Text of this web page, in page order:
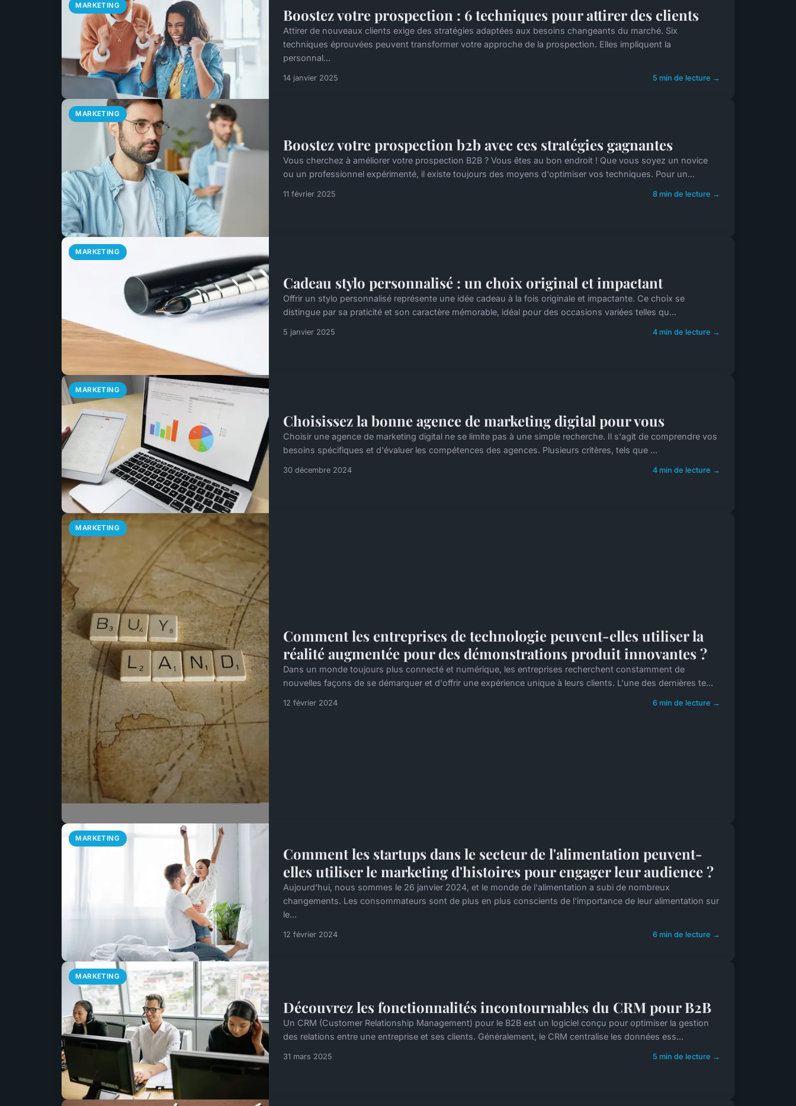
MARKETING Boostez votre prospection : 6 techniques pour attirer des clients
Attirer de nouveaux clients exige des stratégies adaptées aux besoins changeants du marché. Six
techniques éprouvées peuvent transformer votre approche de la prospection. Elles impliquent la
personnal...
14 janvier 2025 5 min de lecture →
MARKETING
Boostez votre prospection b2b avec ces stratégies gagnantes
Vous cherchez à améliorer votre prospection B2B ? Vous êtes au bon endroit ! Que vous soyez un novice
ou un professionnel expérimenté, il existe toujours des moyens d'optimiser vos techniques. Pour un...
11 février 2025 8 min de lecture →
MARKETING
Cadeau stylo personnalisé : un choix original et impactant
Offrir un stylo personnalisé représente une idée cadeau à la fois originale et impactante. Ce choix se
distingue par sa praticité et son caractère mémorable, idéal pour des occasions variées telles qu...
5 janvier 2025 4 min de lecture →
MARKETING
Choisissez la bonne agence de marketing digital pour vous
Choisir une agence de marketing digital ne se limite pas à une simple recherche. Il s'agit de comprendre vos
besoins spécifiques et d'évaluer les compétences des agences. Plusieurs critères, tels que ...
30 décembre 2024 4 min de lecture →
MARKETING
Comment les entreprises de technologie peuvent-elles utiliser la
réalité augmentée pour des démonstrations produit innovantes ?
Dans un monde toujours plus connecté et numérique, les entreprises recherchent constamment de
nouvelles façons de se démarquer et d'offrir une expérience unique à leurs clients. L'une des dernières te...
12 février 2024 6 min de lecture →
MARKETING
Comment les startups dans le secteur de l'alimentation peuvent-
elles utiliser le marketing d'histoires pour engager leur audience ?
Aujourd'hui, nous sommes le 26 janvier 2024, et le monde de l'alimentation a subi de nombreux
changements. Les consommateurs sont de plus en plus conscients de l'importance de leur alimentation sur
le...
12 février 2024 6 min de lecture →
MARKETING
Découvrez les fonctionnalités incontournables du CRM pour B2B
Un CRM (Customer Relationship Management) pour le B2B est un logiciel conçu pour optimiser la gestion
des relations entre une entreprise et ses clients. Généralement, le CRM centralise les données ess...
31 mars 2025 5 min de lecture →